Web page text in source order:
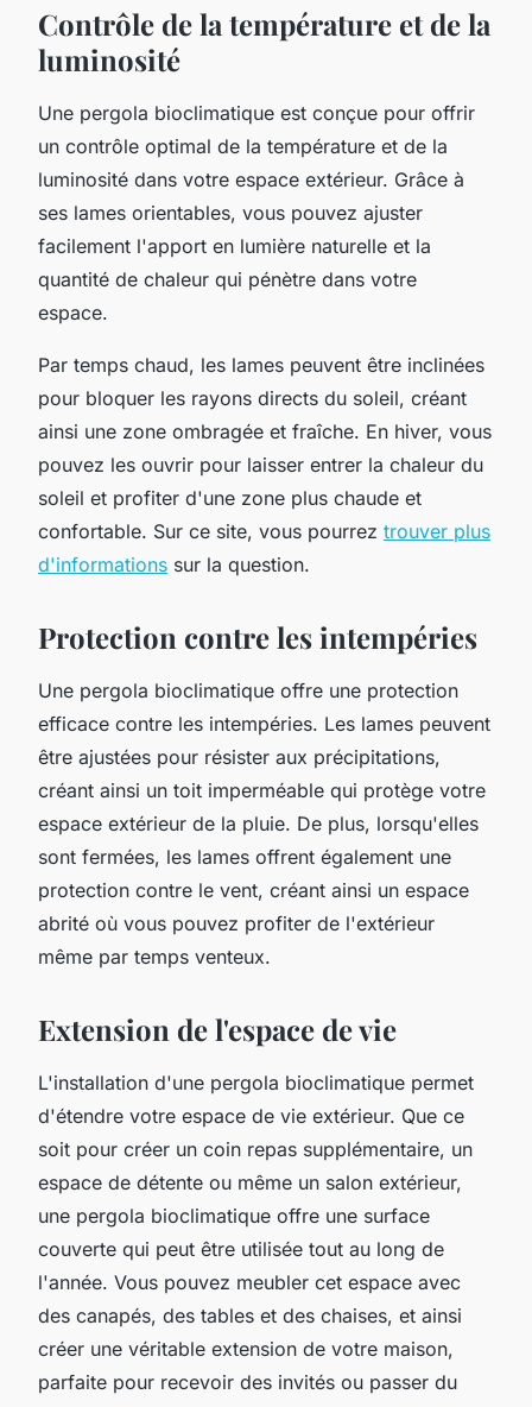
Contrôle de la température et de la
luminosité
Une pergola bioclimatique est conçue pour offrir
un contrôle optimal de la température et de la
luminosité dans votre espace extérieur. Grâce à
ses lames orientables, vous pouvez ajuster
facilement l'apport en lumière naturelle et la
quantité de chaleur qui pénètre dans votre
espace.
Par temps chaud, les lames peuvent être inclinées
pour bloquer les rayons directs du soleil, créant
ainsi une zone ombragée et fraîche. En hiver, vous
pouvez les ouvrir pour laisser entrer la chaleur du
soleil et profiter d'une zone plus chaude et
confortable. Sur ce site, vous pourrez trouver plus
d'informations sur la question.
Protection contre les intempéries
Une pergola bioclimatique offre une protection
efficace contre les intempéries. Les lames peuvent
être ajustées pour résister aux précipitations,
créant ainsi un toit imperméable qui protège votre
espace extérieur de la pluie. De plus, lorsqu'elles
sont fermées, les lames offrent également une
protection contre le vent, créant ainsi un espace
abrité où vous pouvez profiter de l'extérieur
même par temps venteux.
Extension de l'espace de vie
L'installation d'une pergola bioclimatique permet
d'étendre votre espace de vie extérieur. Que ce
soit pour créer un coin repas supplémentaire, un
espace de détente ou même un salon extérieur,
une pergola bioclimatique offre une surface
couverte qui peut être utilisée tout au long de
l'année. Vous pouvez meubler cet espace avec
des canapés, des tables et des chaises, et ainsi
créer une véritable extension de votre maison,
parfaite pour recevoir des invités ou passer du